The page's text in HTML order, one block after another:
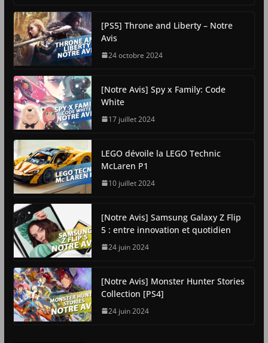
[PS5] Throne and Liberty – Notre
Avis
24 octobre 2024
[Notre Avis] Spy x Family: Code
White
17 juillet 2024
LEGO dévoile la LEGO Technic
McLaren P1
10 juillet 2024
[Notre Avis] Samsung Galaxy Z Flip
5 : entre innovation et quotidien
24 juin 2024
[Notre Avis] Monster Hunter Stories
Collection [PS4]
24 juin 2024